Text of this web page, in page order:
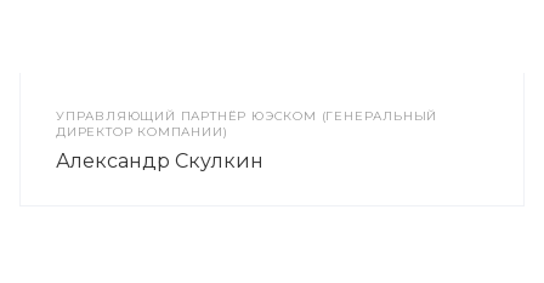
УПРАВЛЯЮЩИЙ ПАРТНЁР ЮЭСКОМ (ГЕНЕРАЛЬНЫЙ
ДИРЕКТОР КОМПАНИИ)
Александр Скулкин